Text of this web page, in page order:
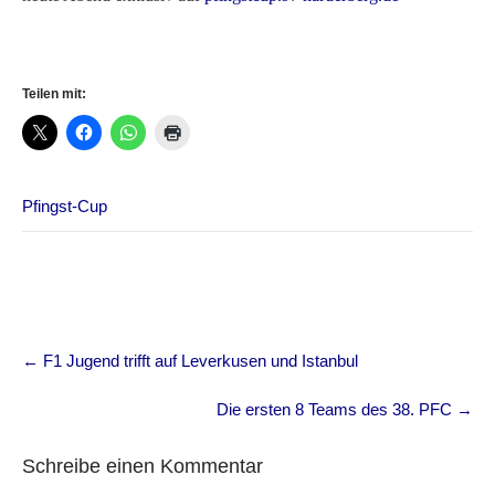
Teilen mit:
Pfingst-Cup
Post
navigation
← F1 Jugend trifft auf Leverkusen und Istanbul
Die ersten 8 Teams des 38. PFC →
Schreibe einen Kommentar